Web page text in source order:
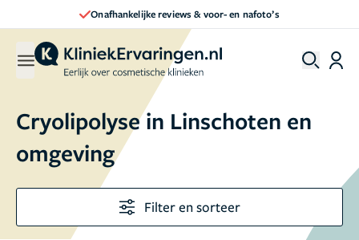
Direct een afspraak maken
Cryolipolyse in Linschoten en
omgeving
Filter en sorteer